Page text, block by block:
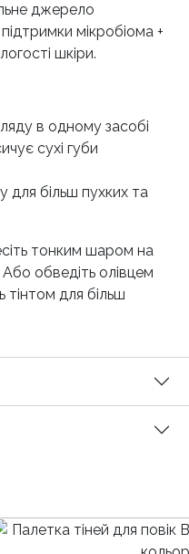
джерело
мікробіома +
шкіри.
в одному засобі
сухі губи
більш пухких та
тонким шаром на
Або обведіть олівцем
тінтом для більш